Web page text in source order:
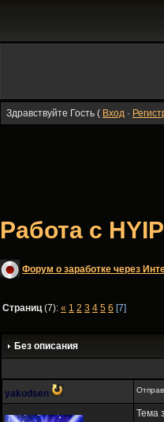
Здравствуйте Гость ( Вход ·
Работа с
Форум о заработке через
Страниц(7): « 1 2 3 4 5 6 [7]
Без описания
yakodsen
Тема